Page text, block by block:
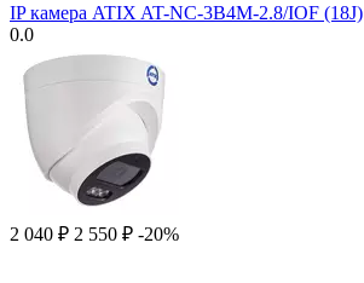
IP камера ATIX AT-NC-3B4M-2.8/IOF (18J)
0.0
2 040 ₽ 2 550 ₽ -20%